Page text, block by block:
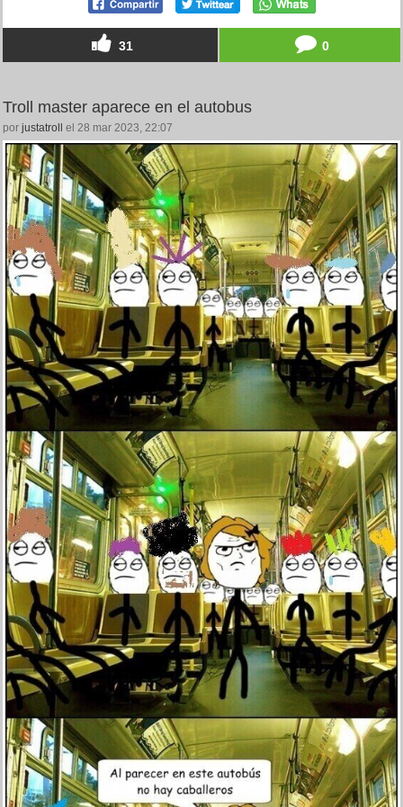
31 0
Troll master aparece en el autobus
por justatroll el 28 mar 2023, 22:07